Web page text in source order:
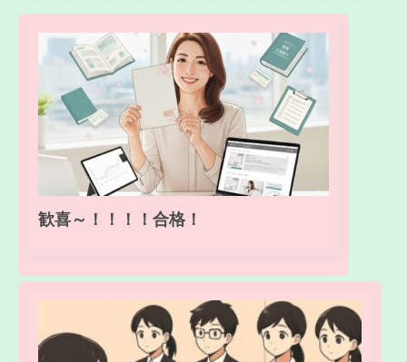
歓喜～！！！！合格！